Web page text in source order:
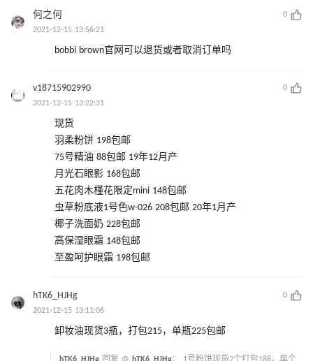
何之何
0
2021-12-15 13:56:21
bobbi brown官网可以退货或者取消订单吗
v18715902990
0
2021-12-15 13:22:31
现货
羽柔粉饼 198包邮
75号精油 88包邮 19年12月产
月光石眼影 168包邮
五花肉木槿花限定mini 148包邮
虫草粉底液1号色w-026 208包邮 20年1月产
椰子洗面奶 228包邮
高保湿眼霜 148包邮
至盈呵护眼霜 198包邮
hTK6_HJHg
0
2021-12-15 13:11:06
卸妆油现货3瓶，打包215，单瓶225包邮